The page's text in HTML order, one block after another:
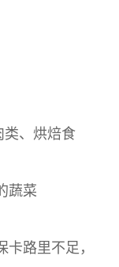
类、烘焙食
蔬菜
路里不足，